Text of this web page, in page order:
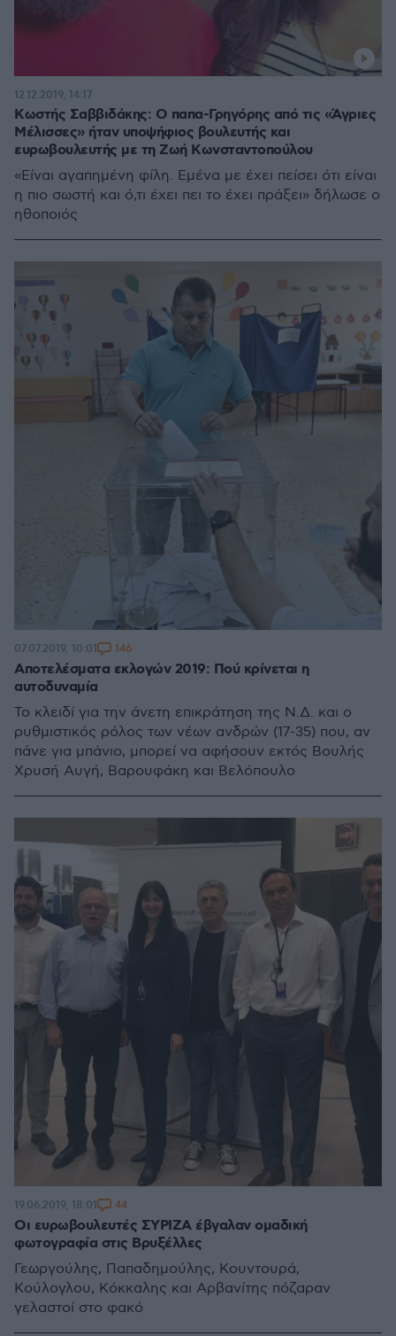
Κωστής Σαββιδάκης: Ο παπα-Γρηγόρης από τις «Άγριες
Μέλισσες» ήταν υποψήφιος βουλευτής και
ευρωβουλευτής με τη Ζωή Κωνσταντοπούλου
«Είναι αγαπημένη φίλη. Εμένα με έχει πείσει ότι είναι
η πιο σωστή και ό,τι έχει πει το έχει πράξει» δήλωσε ο
ηθοποιός
12.12.2019, 14:17
Αποτελέσματα εκλογών 2019: Πού κρίνεται η
αυτοδυναμία
Το κλειδί για την άνετη επικράτηση της Ν.Δ. και ο
ρυθμιστικός ρόλος των νέων ανδρών (17-35) που, αν
πάνε για μπάνιο, μπορεί να αφήσουν εκτός Βουλής
Χρυσή Αυγή, Βαρουφάκη και Βελόπουλο
07.07.2019, 10:01 146
Οι ευρωβουλευτές ΣΥΡΙΖΑ έβγαλαν ομαδική
φωτογραφία στις Βρυξέλλες
Γεωργούλης, Παπαδημούλης, Κουντουρά,
Κούλογλου, Κόκκαλης και Αρβανίτης πόζαραν
γελαστοί στο φακό
19.06.2019, 18:01 44